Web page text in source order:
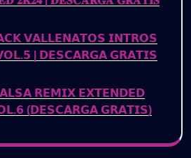
𝗩𝗔𝗟𝗟𝗘𝗡𝗔𝗧𝗢𝗦 𝗜𝗡𝗧𝗥𝗢𝗦
| 𝗗𝗘𝗦𝗖𝗔𝗥𝗚𝗔 𝗚𝗥𝗔𝗧𝗜𝗦
𝗥𝗘𝗠𝗜𝗫 𝗘𝗫𝗧𝗘𝗡𝗗𝗘𝗗
(𝗗𝗘𝗦𝗖𝗔𝗥𝗚𝗔 𝗚𝗥𝗔𝗧𝗜𝗦)